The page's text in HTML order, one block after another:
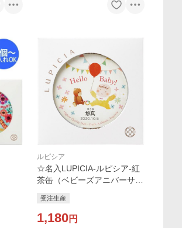
ルピシア
☆名入LUPICIA-ルピシア-紅
茶缶（ベビーズアニバーサリ
受注生産
1,180円